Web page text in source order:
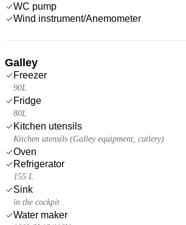
WC pump
Wind instrument/Anemometer
Galley
Freezer
90L
Fridge
80L
Kitchen utensils
Kitchen utensils (Galley equipment, cutlery)
Oven
Refrigerator
155 L
Sink
in the cockpit
Water maker